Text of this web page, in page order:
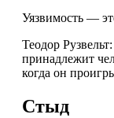
Уязвимость —
Теодор
принадлежит
когда он
Стыд